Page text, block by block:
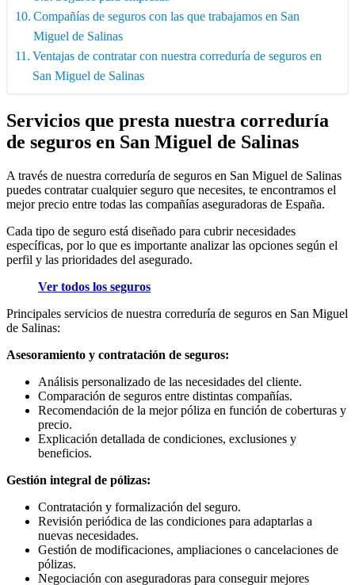
Compañías de seguros con las que trabajamos en San
Miguel de Salinas
Ventajas de contratar con nuestra correduría de seguros en
San Miguel de Salinas
Servicios que presta nuestra correduría
de seguros en San Miguel de Salinas
A través de nuestra correduría de seguros en San Miguel de Salinas
puedes contratar cualquier seguro que necesites, te encontramos el
mejor precio entre todas las compañías aseguradoras de España.
Cada tipo de seguro está diseñado para cubrir necesidades
específicas, por lo que es importante analizar las opciones según el
perfil y las prioridades del asegurado.
Ver todos los seguros
Principales servicios de nuestra correduría de seguros en San Miguel
de Salinas:
Asesoramiento y contratación de seguros:
Análisis personalizado de las necesidades del cliente.
Comparación de seguros entre distintas compañías.
Recomendación de la mejor póliza en función de coberturas y
precio.
Explicación detallada de condiciones, exclusiones y
beneficios.
Gestión integral de pólizas:
Contratación y formalización del seguro.
Revisión periódica de las condiciones para adaptarlas a
nuevas necesidades.
Gestión de modificaciones, ampliaciones o cancelaciones de
pólizas.
Negociación con aseguradoras para conseguir mejores